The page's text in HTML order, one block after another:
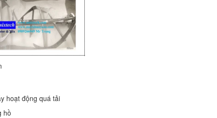
hoạt động quá tải
hồ